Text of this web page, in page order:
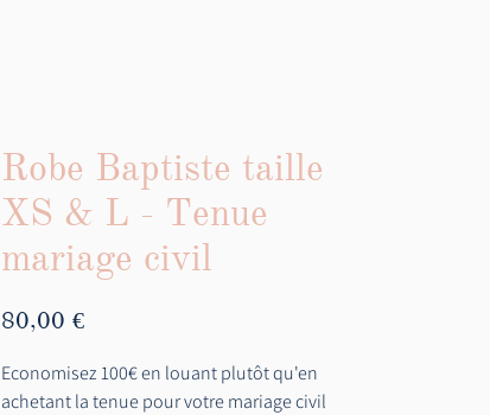
Robe Baptiste taille
XS & L - Tenue
mariage civil
80,00 €Prix
Economisez 100€ en louant plutôt qu'en
achetant la tenue pour votre mariage civil